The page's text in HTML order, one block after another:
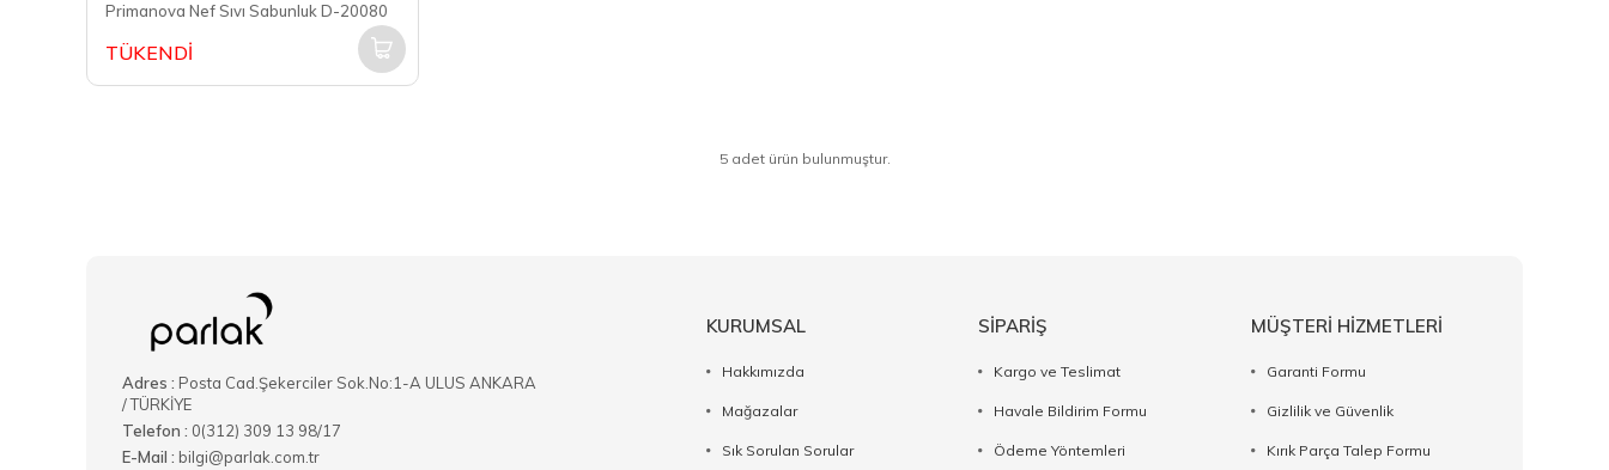
Primanova Nef Sıvı Sabunluk D-20080
TÜKENDİ
5 adet ürün bulunmuştur.
Adres : Posta Cad.Şekerciler Sok.No:1-A ULUS ANKARA
/ TÜRKİYE
Telefon : 0(312) 309 13 98/17
E-Mail : bilgi@parlak.com.tr
KURUMSAL
Hakkımızda
Mağazalar
Sık Sorulan Sorular
SİPARİŞ
Kargo ve Teslimat
Havale Bildirim Formu
Ödeme Yöntemleri
MÜŞTERİ HİZMETLERİ
Garanti Formu
Gizlilik ve Güvenlik
Kırık Parça Talep Formu